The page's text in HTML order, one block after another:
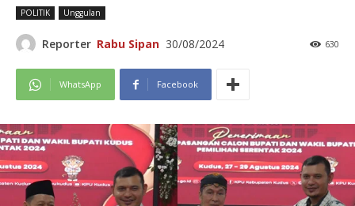
POLITIK Unggulan
Reporter Rabu Sipan 30/08/2024 630
WhatsApp Facebook